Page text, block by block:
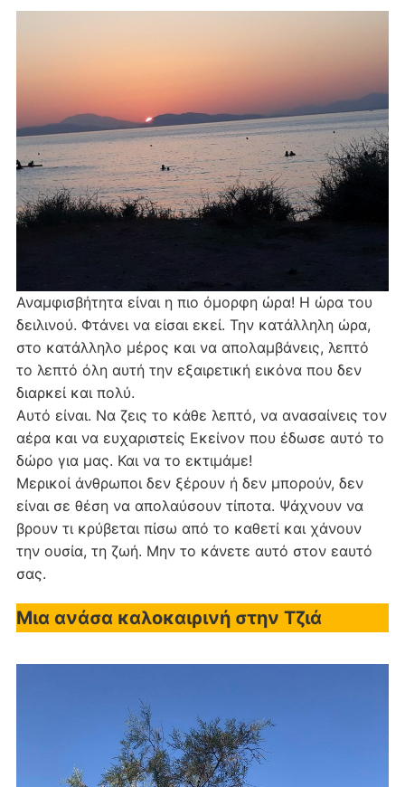
Αναμφισβήτητα είναι η πιο όμορφη ώρα! Η ώρα του
δειλινού. Φτάνει να είσαι εκεί. Την κατάλληλη ώρα,
στο κατάλληλο μέρος και να απολαμβάνεις, λεπτό
το λεπτό όλη αυτή την εξαιρετική εικόνα που δεν
διαρκεί και πολύ.
Αυτό είναι. Να ζεις το κάθε λεπτό, να ανασαίνεις τον
αέρα και να ευχαριστείς Εκείνον που έδωσε αυτό το
δώρο για μας. Και να το εκτιμάμε!
Μερικοί άνθρωποι δεν ξέρουν ή δεν μπορούν, δεν
είναι σε θέση να απολαύσουν τίποτα. Ψάχνουν να
βρουν τι κρύβεται πίσω από το καθετί και χάνουν
την ουσία, τη ζωή. Μην το κάνετε αυτό στον εαυτό
σας.
Μια ανάσα καλοκαιρινή στην Τζιά